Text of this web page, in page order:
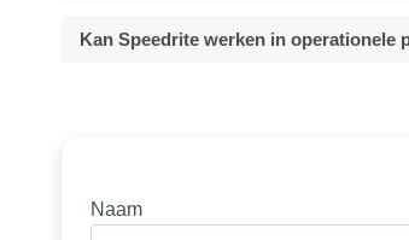
Kan Speedrite werken in operationele
Naam